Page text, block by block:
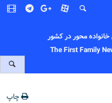
محور در کشور
The First Family
چاپ